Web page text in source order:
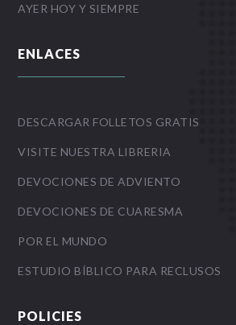
AYER HOY Y SIEMPRE
ENLACES
DESCARGAR FOLLETOS GRATIS
VISITE NUESTRA LIBRERIA
DEVOCIONES DE ADVIENTO
DEVOCIONES DE CUARESMA
POR EL MUNDO
ESTUDIO BÍBLICO PARA RECLUSOS
POLICIES